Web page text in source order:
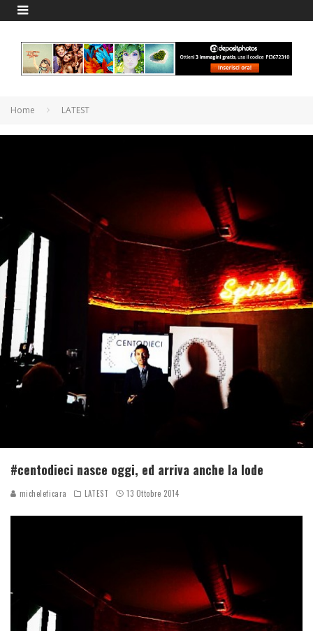
Home LATEST
#centodieci nasce oggi, ed arriva anche la lode
micheleficara LATEST 13 Ottobre 2014